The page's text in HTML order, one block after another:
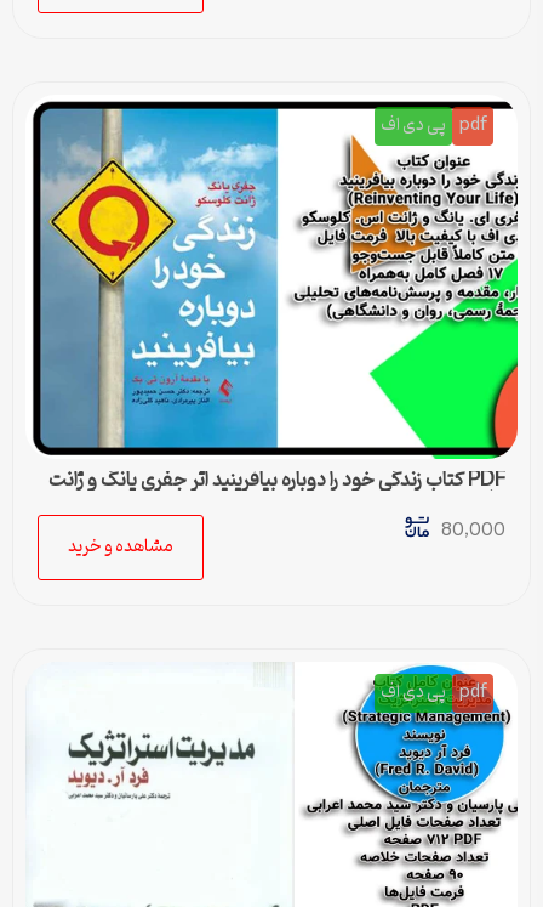
pdf پی دی اف
PDF کتاب زندگی خود را دوباره بیافرینید اثر جفری یانگ و ژانت
کلوسکو
80,000
مشاهده و خرید
pdf پی دی اف